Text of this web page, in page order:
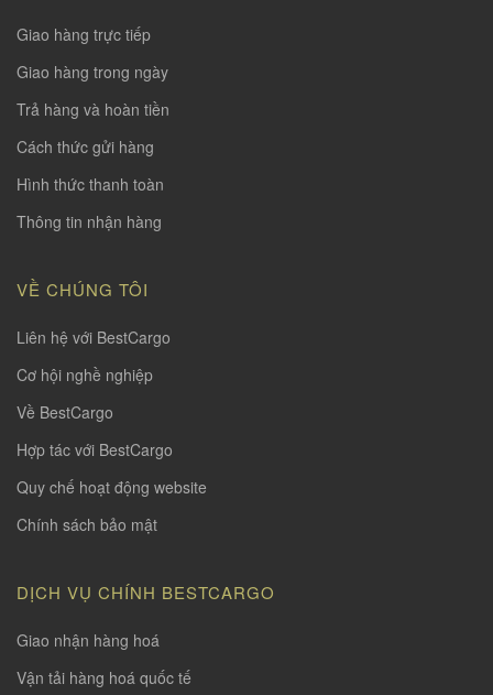
Giao hàng trực tiếp
Giao hàng trong ngày
Trả hàng và hoàn tiền
Cách thức gửi hàng
Hình thức thanh toàn
Thông tin nhận hàng
VỀ CHÚNG TÔI
Liên hệ với BestCargo
Cơ hội nghề nghiệp
Về BestCargo
Hợp tác với BestCargo
Quy chế hoạt động website
Chính sách bảo mật
DỊCH VỤ CHÍNH BESTCARGO
Giao nhận hàng hoá
Vận tải hàng hoá quốc tế